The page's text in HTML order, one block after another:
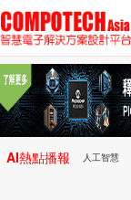
AI熱點播報 人工智慧